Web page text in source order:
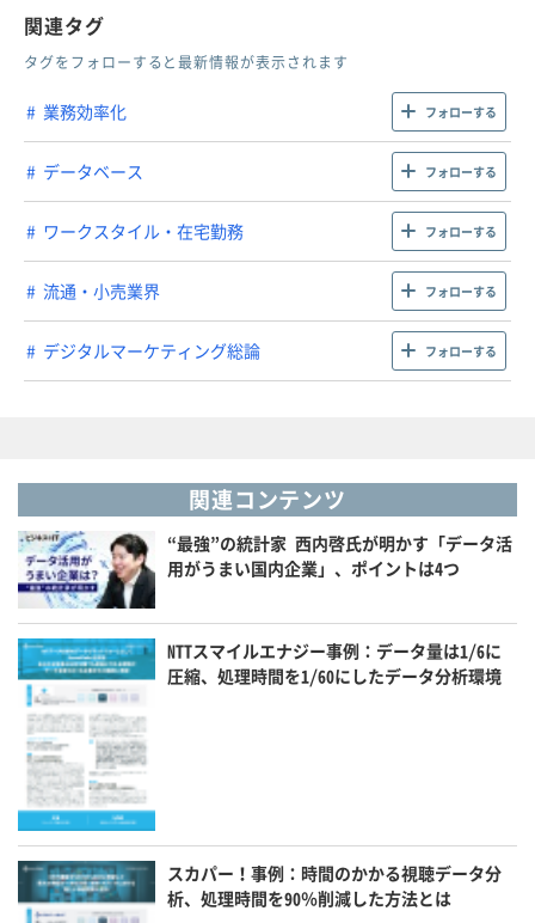
関連タグ
タグをフォローすると最新情報が表示されます
業務効率化 フォローする
データベース フォローする
ワークスタイル・在宅勤務 フォローする
流通・小売業界 フォローする
デジタルマーケティング総論 フォローする
関連コンテンツ
“最強”の統計家 西内啓氏が明かす「データ活
用がうまい国内企業」、ポイントは4つ
NTTスマイルエナジー事例：データ量は1/6に
圧縮、処理時間を1/60にしたデータ分析環境
スカパー！事例：時間のかかる視聴データ分
析、処理時間を90％削減した方法とは